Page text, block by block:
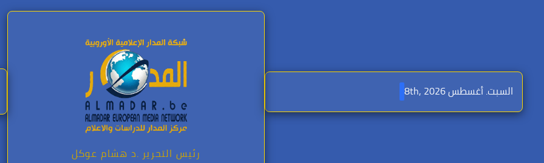
السبت. أغسطس 8th, 2026
رئيس التحرير .د هشام عوكل